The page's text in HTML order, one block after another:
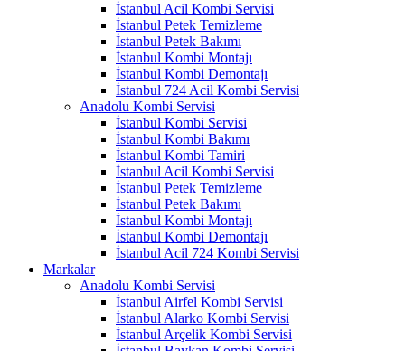
İstanbul Acil Kombi Servisi
İstanbul Petek Temizleme
İstanbul Petek Bakımı
İstanbul Kombi Montajı
İstanbul Kombi Demontajı
İstanbul 724 Acil Kombi Servisi
Anadolu Kombi Servisi
İstanbul Kombi Servisi
İstanbul Kombi Bakımı
İstanbul Kombi Tamiri
İstanbul Acil Kombi Servisi
İstanbul Petek Temizleme
İstanbul Petek Bakımı
İstanbul Kombi Montajı
İstanbul Kombi Demontajı
İstanbul Acil 724 Kombi Servisi
Markalar
Anadolu Kombi Servisi
İstanbul Airfel Kombi Servisi
İstanbul Alarko Kombi Servisi
İstanbul Arçelik Kombi Servisi